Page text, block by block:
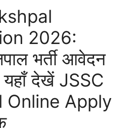
2026:
भर्ती आवेदन
यहाँ देखें JSSC
Online Apply